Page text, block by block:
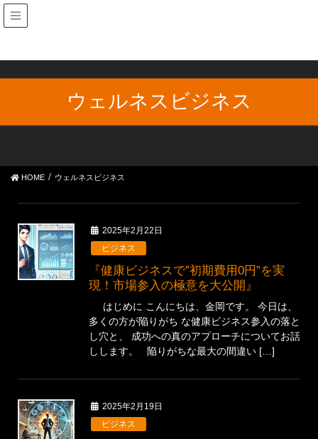
ウェルネスビジネス
HOME ウェルネスビジネス
2025年2月22日
ビジネス
『健康ビジネスで”初期費用0円”を実
現！市場参入の極意を大公開』
はじめに こんにちは、金岡です。 今日は、
多くの方が陥りがち な健康ビジネス参入の落と
し穴と、 成功への真のアプローチについてお話
しします。 陥りがちな最大の間違い […]
2025年2月19日
ビジネス